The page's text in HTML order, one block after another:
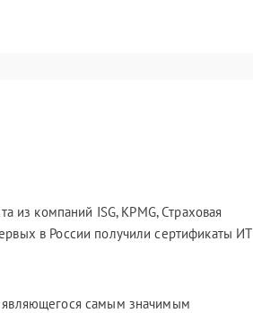
из компаний ISG, KPMG, Страховая
в России получили сертификаты ИТ
самым значимым